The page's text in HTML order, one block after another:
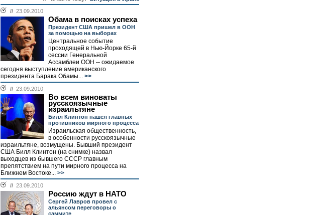
// 23.09.2010
Обама в поисках успеха
Президент США пришел в ООН
за помощью на выборах
Центральное событие
проходящей в Нью-Йорке 65-й
сессии Генеральной
Ассамблеи ООН -- ожидаемое
сегодня выступление американского
президента Барака Обамы... >>
// 23.09.2010
Во всем виноваты
русскоязычные
израильтяне
Билл Клинтон нашел главных
противников мирного процесса
Израильская общественность,
в особенности русскоязычные
израильтяне, возмущены. Бывший президент
США Билл Клинтон (на снимке) назвал
выходцев из бывшего СССР главным
препятствием на пути мирного процесса на
Ближнем Востоке... >>
// 23.09.2010
Россию ждут в НАТО
Сергей Лавров провел с
альянсом переговоры о
саммите